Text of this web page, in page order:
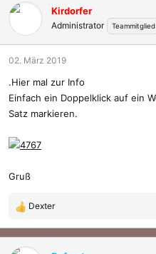
k
i
o
n
n
:
Kirdorfer
Administrator Teammitglied
02. März 2019
.Hier mal zur Info
Einfach ein Doppelklick auf ein
Satz markieren.
Gruß
R
e
a
Dexter